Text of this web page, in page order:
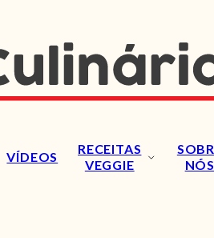
VÍDEOS
RECEITAS
VEGGIE
NÓS